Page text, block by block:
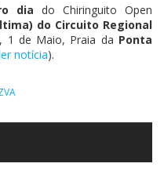
dia do Chiringuito Open
do Circuito Regional
1 de Maio, Praia da Ponta
notícia).